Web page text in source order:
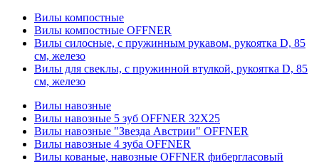
Вилы компостные
Вилы компостные OFFNER
Вилы силосные, с пружинным рукавом, рукоятка D, 85
см, железо
Вилы для свеклы, с пружинной втулкой, рукоятка D, 85
см, железо
Вилы навозные
Вилы навозные 5 зуб OFFNER 32X25
Вилы навозные "Звезда Австрии" OFFNER
Вилы навозные 4 зуба OFFNER
Вилы кованые, навозные OFFNER фибергласовый